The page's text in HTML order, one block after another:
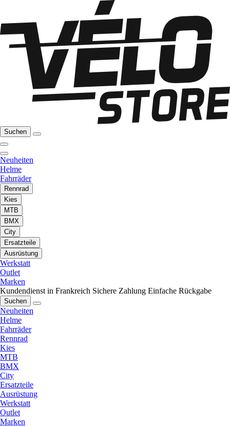
Suchen
Neuheiten
Helme
Fahrräder
Rennrad
Kies
MTB
BMX
City
Ersatzteile
Ausrüstung
Werkstatt
Outlet
Marken
Kundendienst in Frankreich Sichere Zahlung Einfache Rückgabe
Suchen
Neuheiten
Helme
Fahrräder
Rennrad
Kies
MTB
BMX
City
Ersatzteile
Ausrüstung
Werkstatt
Outlet
Marken